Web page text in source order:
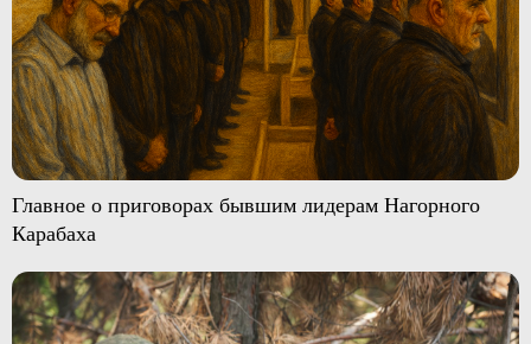
Главное о приговорах бывшим лидерам Нагорного
Карабаха